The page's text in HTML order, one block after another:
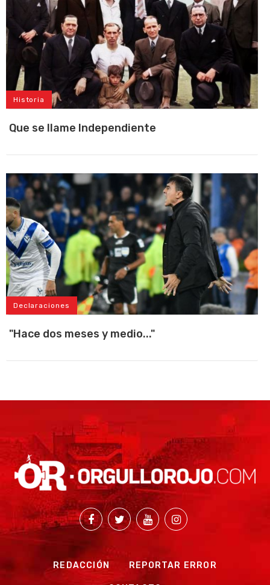
Historia
Que se llame Independiente
Declaraciones
"Hace dos meses y medio..."
REDACCIÓN REPORTAR ERROR